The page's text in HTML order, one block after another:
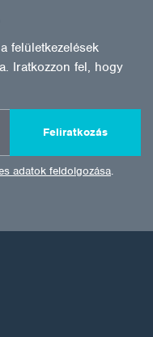
felületkezelések
Iratkozzon fel, hogy
Feliratkozás
adatok feldolgozása.